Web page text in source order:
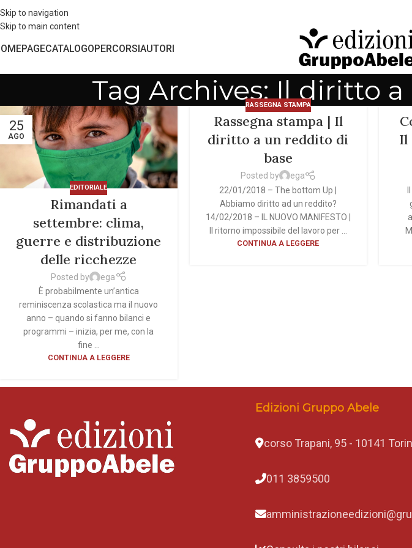
Skip to navigation
Skip to main content
CATALOGOPERCORSIAUTORI
Tag Archives: Il diritto
25
AGO
EDITORIALE
Rimandati a
settembre: clima,
guerre e distribuzione
delle ricchezze
Posted by
ega
È probabilmente un’antica
reminiscenza scolastica ma il nuovo
anno – quando si fanno bilanci e
programmi – inizia, per me, con la
fine ...
CONTINUA A LEGGERE
RASSEGNA STAMPA
Rassegna stampa | Il
diritto a un reddito di
base
Posted by
ega
22/01/2018 – The bottom Up |
Abbiamo diritto ad un reddito?
14/02/2018 – IL NUOVO MANIFESTO |
Il ritorno impossibile del lavoro per ...
CONTINUA A LEGGERE
Il
Edizioni Gruppo Abele
corso Trapani, 95 - 10141
011 3859500